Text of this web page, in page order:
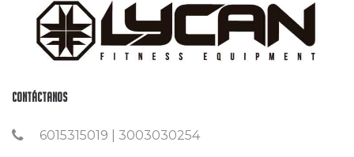
Contáctanos
6015315019 | 3003030254